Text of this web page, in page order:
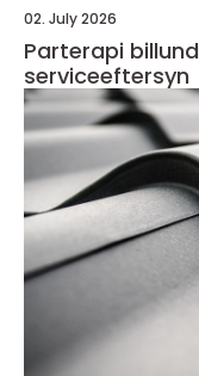
02. July 2026
Parterapi billund når forholdet har brug for et
serviceeftersyn